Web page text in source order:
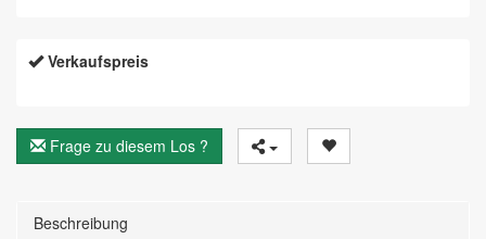
Verkaufspreis
Frage zu diesem Los ?
Beschreibung